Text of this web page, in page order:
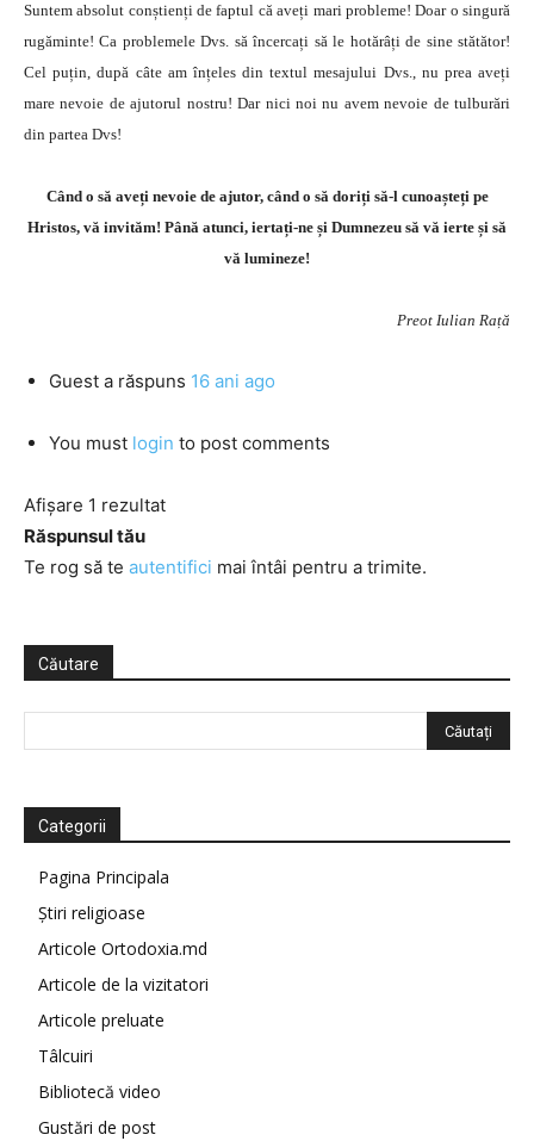
Suntem absolut conștienți de faptul că aveți mari probleme! Doar o singură
rugăminte! Ca problemele Dvs. să încercați să le hotărâți de sine stătător!
Cel puțin, după câte am înțeles din textul mesajului Dvs., nu prea aveți
mare nevoie de ajutorul nostru! Dar nici noi nu avem nevoie de tulburări
din partea Dvs!
Când o să aveți nevoie de ajutor, când o să doriți să-l cunoașteți pe
Hristos, vă invităm! Până atunci, iertați-ne și Dumnezeu să vă ierte și să
vă lumineze!
Preot Iulian Rață
Guest a răspuns 16 ani ago
You must login to post comments
Afișare 1 rezultat
Răspunsul tău
Te rog să te autentifici mai întâi pentru a trimite.
Căutare
Categorii
Pagina Principala
Știri religioase
Articole Ortodoxia.md
Articole de la vizitatori
Articole preluate
Tâlcuiri
Bibliotecă video
Gustări de post